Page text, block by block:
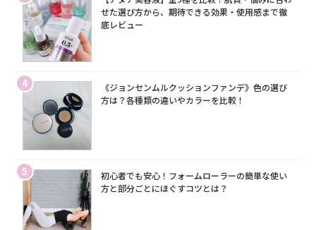
せた選び方から、期待できる効果・使用感まで徹
底レビュー
4
《ジョンセンムルクッションファンデ》色の選び
方は？各種類の違いやカラーを比較！
5
初心者でも安心！フォームローラーの簡単な使い
方と部分ごとにほぐすコツとは？